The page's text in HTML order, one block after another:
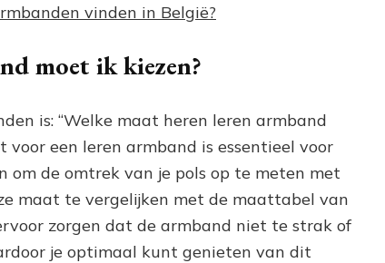
vinden in België?
moet ik kiezen?
is: “Welke maat heren leren armband
een leren armband is essentieel voor
om de omtrek van je pols op te meten met
maat te vergelijken met de maattabel van
zorgen dat de armband niet te strak of
je optimaal kunt genieten van dit